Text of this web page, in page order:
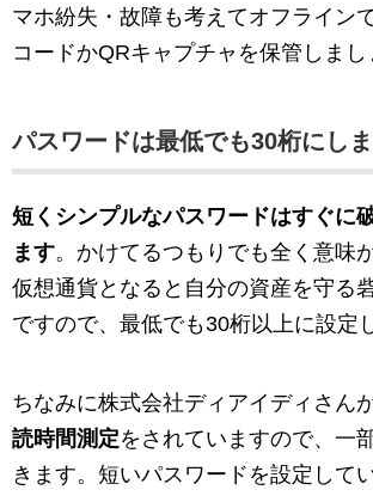
マホ紛失・故障も考えてオフライン
コードかQRキャプチャを保管しまし
パスワードは最低でも30桁にし
短くシンプルなパスワードはすぐに
ます。かけてるつもりでも全く意味
仮想通貨となると自分の資産を守る
ですので、最低でも30桁以上に設定
ちなみに株式会社ディアイディさん
読時間測定をされていますので、一
きます。短いパスワードを設定して